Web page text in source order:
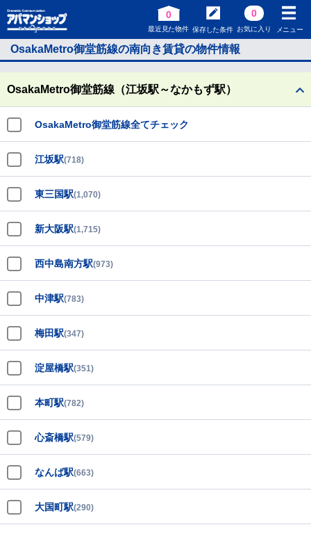
0
最近見た物件 保存した条件
0
お気に入り メニュー
OsakaMetro御堂筋線の南向き賃貸の物件情報
OsakaMetro御堂筋線（江坂駅～なかもず駅）
OsakaMetro御堂筋線全てチェック
江坂駅(718)
東三国駅(1,070)
新大阪駅(1,715)
西中島南方駅(973)
中津駅(783)
梅田駅(347)
淀屋橋駅(351)
本町駅(782)
心斎橋駅(579)
なんば駅(663)
大国町駅(290)